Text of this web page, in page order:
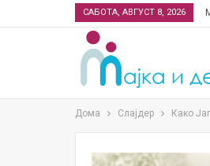
САБОТА, АВГУСТ 8, 2026
Дома Слајдер Како